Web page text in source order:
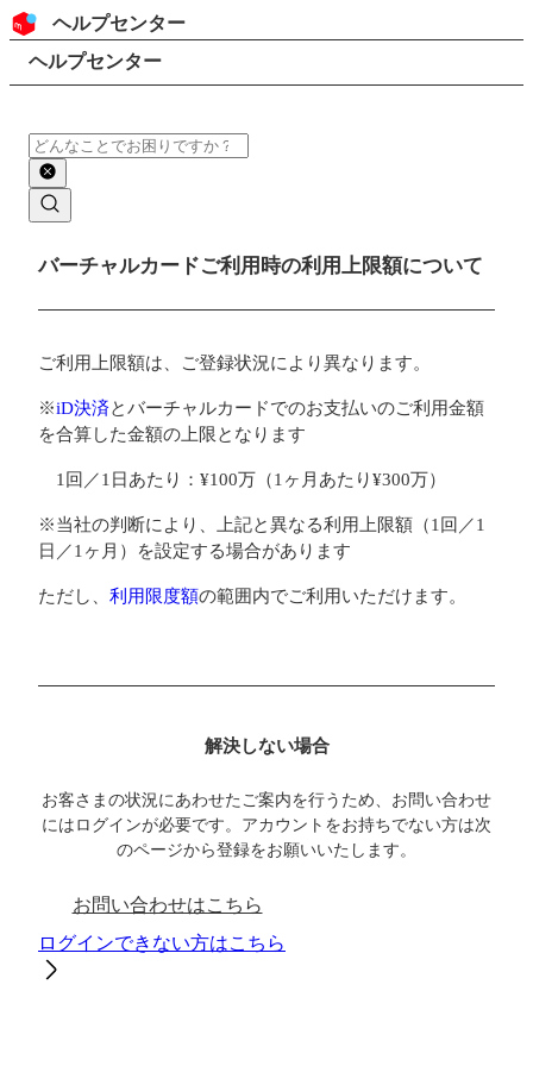
コンテンツにスキップ
ヘッダー
ヘルプセンター
検索
パンくずリスト
ヘルプセンター
検索
メインコンテンツ
バーチャルカードご利用時の利用上限額について
ご利用上限額は、ご登録状況により異なります。
※iD決済とバーチャルカードでのお支払いのご利用金額
を合算した金額の上限となります
1回／1日あたり：¥100万（1ヶ月あたり¥300万）
※当社の判断により、上記と異なる利用上限額（1回／1
日／1ヶ月）を設定する場合があります
ただし、 利用限度額の範囲内でご利用いただけます。
解決しない場合
お客さまの状況にあわせたご案内を行うため、お問い合わせ
にはログインが必要です。アカウントをお持ちでない方は次
のページから登録をお願いいたします。
お問い合わせはこちら
ログインできない方はこちら